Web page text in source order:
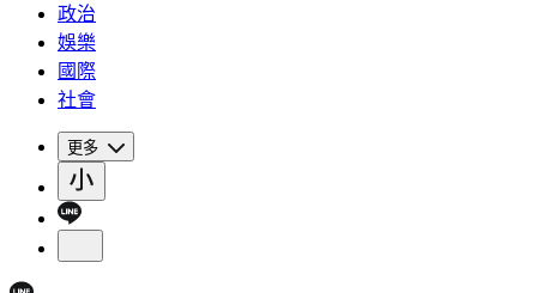
政治
娛樂
國際
社會
更多